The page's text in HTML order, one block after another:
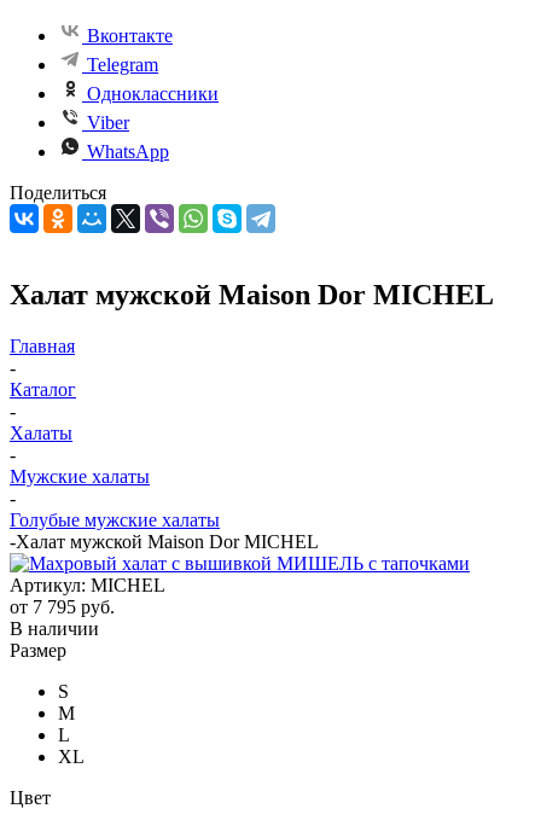
Вконтакте
Telegram
Одноклассники
Viber
WhatsApp
Поделиться
Халат мужской Maison Dor MICHEL
Главная
-
Каталог
-
Халаты
-
Мужские халаты
-
Голубые мужские халаты
-Халат мужской Maison Dor MICHEL
Артикул: MICHEL
от 7 795 руб.
В наличии
Размер
S
M
L
XL
Цвет